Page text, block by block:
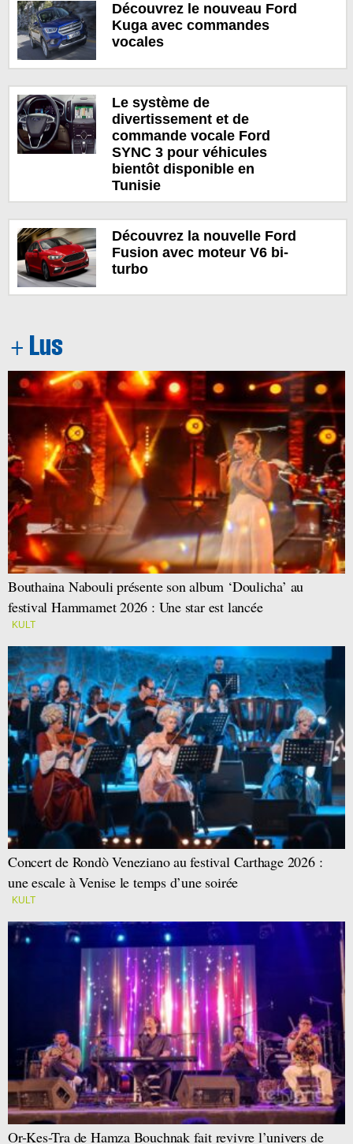
Découvrez le nouveau Ford
Kuga avec commandes
vocales
Le système de
divertissement et de
commande vocale Ford
SYNC 3 pour véhicules
bientôt disponible en
Tunisie
Découvrez la nouvelle Ford
Fusion avec moteur V6 bi-
turbo
Bouthaina Nabouli présente son album ‘Doulicha’ au
festival Hammamet 2026 : Une star est lancée
KULT
Concert de Rondò Veneziano au festival Carthage 2026 :
une escale à Venise le temps d’une soirée
KULT
Or-Kes-Tra de Hamza Bouchnak fait revivre l’univers de